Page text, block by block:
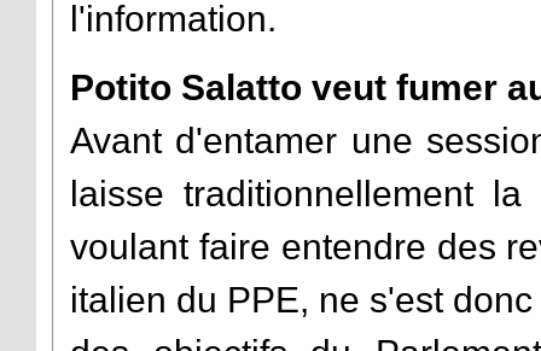
l'information.
Potito Salatto veut fumer
Avant d'entamer une
laisse traditionnellement
voulant faire entendre des
italien du PPE, ne s'est